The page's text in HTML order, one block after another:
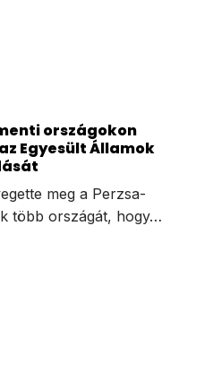
országokon
Egyesült Államok
meg a Perzsa-
több országát, hogy…